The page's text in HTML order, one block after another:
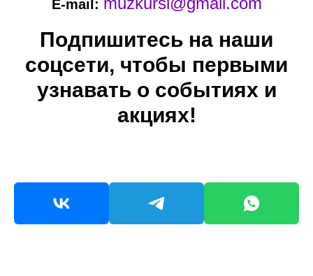
E-mail:
Подпишитесь на наши
соцсети, чтобы первыми
узнавать о событиях и
акциях!